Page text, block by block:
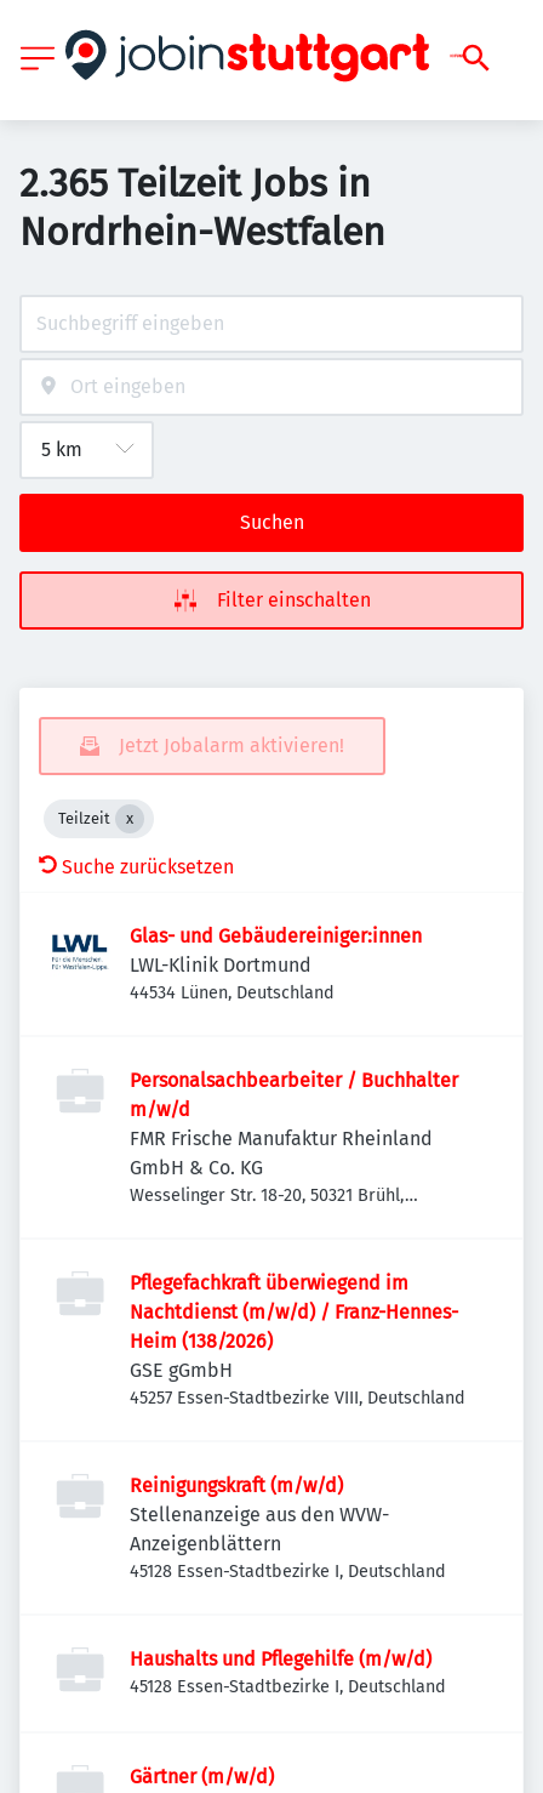
2.365 Teilzeit Jobs in
Nordrhein-Westfalen
Suchen
Filter einschalten
Jetzt Jobalarm aktivieren!
Teilzeit
Suche zurücksetzen
Glas- und Gebäudereiniger:innen
LWL-Klinik Dortmund
44534 Lünen, Deutschland
Personalsachbearbeiter / Buchhalter
m/w/d
FMR Frische Manufaktur Rheinland
GmbH & Co. KG
Wesselinger Str. 18-20, 50321 Brühl,
Pflegefachkraft überwiegend im
Nachtdienst (m/w/d) / Franz-Hennes-
Heim (138/2026)
GSE gGmbH
45257 Essen-Stadtbezirke VIII, Deutschland
Reinigungskraft (m/w/d)
Stellenanzeige aus den WVW-
Anzeigenblättern
45128 Essen-Stadtbezirke I, Deutschland
Haushalts und Pflegehilfe (m/w/d)
45128 Essen-Stadtbezirke I, Deutschland
Gärtner (m/w/d)